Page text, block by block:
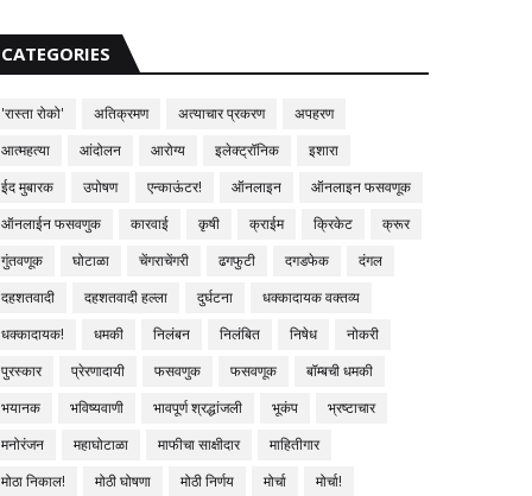
CATEGORIES
'रास्ता रोको' अतिक्रमण अत्याचार प्रकरण
अपहरण
आत्महत्या
आंदोलन आरोग्य इलेक्ट्रॉनिक
इशारा
ईद मुबारक
उपोषण एन्काऊंटर! ऑनलाइन
ऑनलाइन फसवणूक
ऑनलाईन फसवणुक
कारवाई कृषी क्राईम क्रिकेट
क्रूर
गुंतवणूक
घोटाळा चेंगराचेंगरी ढगफुटी दगडफेक
दंगल
दहशतवादी
दहशतवादी हल्ला दुर्घटना
धक्कादायक वक्तव्य
धक्कादायक!
धमकी निलंबन निलंबित निषेध
नोकरी
पुरस्कार
प्रेरणादायी फसवणुक फसवणूक
बॉम्बची धमकी
भयानक
भविष्यवाणी भावपूर्ण श्रद्धांजली भूकंप
भ्रष्टाचार
मनोरंजन
महाघोटाळा माफीचा साक्षीदार
माहितीगार
मोठा निकाल!
मोठी घोषणा मोठी निर्णय मोर्चा
मोर्चा!